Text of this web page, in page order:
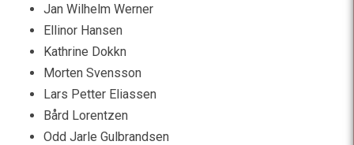
Jan Wilhelm Werner
Ellinor Hansen
Kathrine Dokkn
Morten Svensson
Lars Petter Eliassen
Bård Lorentzen
Odd Jarle Gulbrandsen